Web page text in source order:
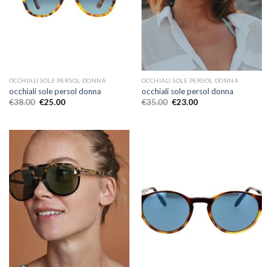
OCCHIALI SOLE PERSOL DONNA
occhiali sole persol donna
€38.00 €25.00
OCCHIALI SOLE PERSOL DONNA
occhiali sole persol donna
€35.00 €23.00